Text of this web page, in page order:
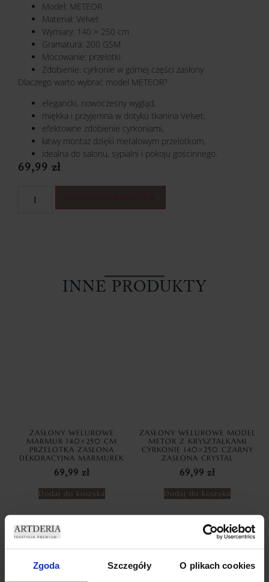
Zgoda Szczegóły O plikach cookies
Model: METEOR
Materiał: Velvet
Wymiary: 140 × 250 cm
Gramatura: 200 GSM
Mocowanie: przelotki
Zdobienie: cyrkonie w górnej części zasłony
Dlaczego warto wybrać model METEOR?
elegancki, nowoczesny wygląd,
miękka i przyjemna w dotyku tkanina Velvet,
efektowne zdobienie cyrkoniami,
łatwy montaż dzięki metalowym przelotkom,
idealna do salonu, sypialni i pokoju gościnnego.
69,99 zł
INNE PRODUKTY
ZASŁONY WELUROWE
MARMUR 140×250 CM
PRZELOTKA ZASŁONA
DEKORACYJNA MARMUREK
69,99 zł
Dodaj do koszyka
ZASŁONY WELUROWE MODEL
METOR Z KRYSZTAŁKAMI
CYRKONIE 140×250 CZARNY
ZASŁONA CRYSTAL
69,99 zł
Dodaj do koszyka